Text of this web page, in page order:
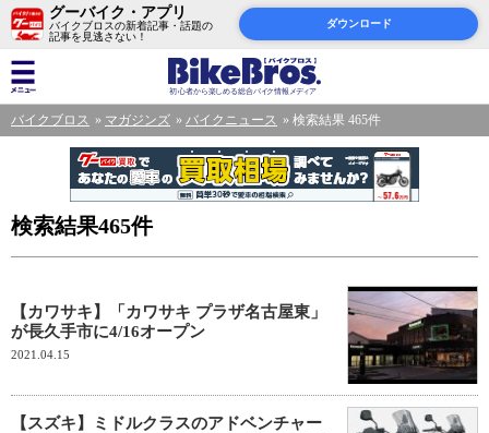
グーバイク・アプリ
バイクブロスの新着記事・話題の
記事を見逃さない！
ダウンロード
バイクブロス マガジンズ バイクニュース 検索結果 465件
検索結果465件
【カワサキ】「カワサキ プラザ名古屋東」
が長久手市に4/16オープン
2021.04.15
【スズキ】ミドルクラスのアドベンチャー